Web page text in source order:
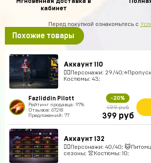
кабинет
Перед покупкой ознакомьтесь с
Похожие товары
Аккаунт 110
🚶‍♂️Персонажи: 29/
Костюмы: 43;
Fazliddin Pilott
Рейтинг продавца: 97%
Отзывов: 67218
Предложений: 77
-20%
499 руб
399 руб
Аккаунт 132
🚶‍♂️Персонажи: 40/40;
сезоны; 👚Костюмы: 10;